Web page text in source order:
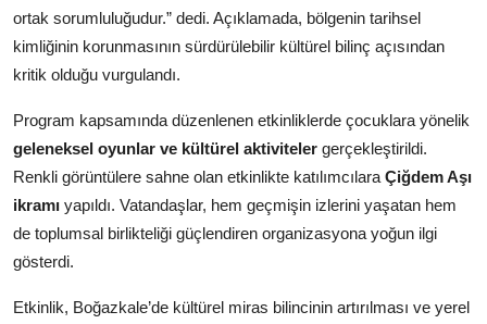
ortak sorumluluğudur.” dedi. Açıklamada, bölgenin tarihsel
kimliğinin korunmasının sürdürülebilir kültürel bilinç açısından
kritik olduğu vurgulandı.
Program kapsamında düzenlenen etkinliklerde çocuklara yönelik
geleneksel oyunlar ve kültürel aktiviteler gerçekleştirildi.
Renkli görüntülere sahne olan etkinlikte katılımcılara Çiğdem Aşı
ikramı yapıldı. Vatandaşlar, hem geçmişin izlerini yaşatan hem
de toplumsal birlikteliği güçlendiren organizasyona yoğun ilgi
gösterdi.
Etkinlik, Boğazkale’de kültürel miras bilincinin artırılması ve yerel